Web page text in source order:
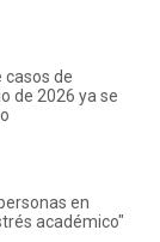
casos de
de 2026 ya se
en
académico"